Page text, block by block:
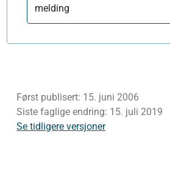
melding
Først publisert: 15. juni 2006
Siste faglige endring: 15. juli 2019
Se tidligere versjoner